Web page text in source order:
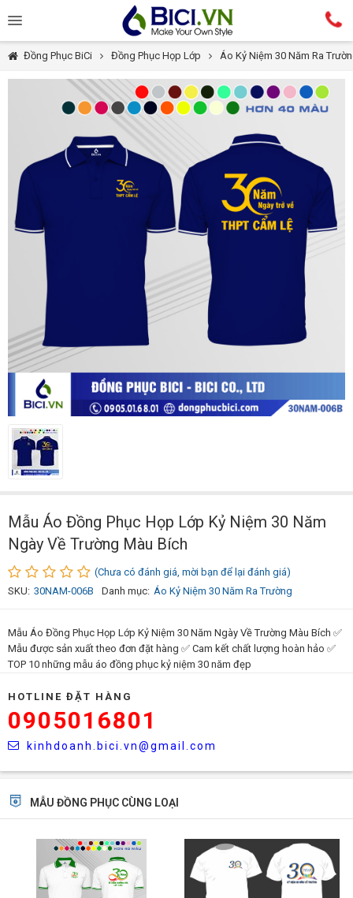
Đồng Phục BiCi Đồng Phục Họp Lớp Áo Kỷ Niệm 30 Năm Ra
Mẫu Áo Đồng Phục Họp Lớp Kỷ Niệm 30 Năm
Ngày Về Trường Màu Bích
(Chưa có đánh giá, mời bạn để lại đánh giá)
SKU: 30NAM-006B Danh mục: Áo Kỷ Niệm 30 Năm Ra Trường
Mẫu Áo Đồng Phục Họp Lớp Kỷ Niệm 30 Năm Ngày Về Trường Màu Bích ✅
Mẫu được sản xuất theo đơn đặt hàng ✅ Cam kết chất lượng hoàn hảo ✅
TOP 10 những mẫu áo đồng phục kỷ niệm 30 năm đẹp
HOTLINE ĐẶT HÀNG
0905016801
kinhdoanh.bici.vn@gmail.com
MẪU ĐỒNG PHỤC CÙNG LOẠI